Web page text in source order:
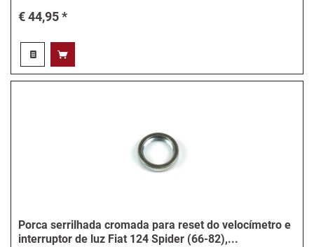
€ 44,95 *
Porca serrilhada cromada para reset do velocímetro e
interruptor de luz Fiat 124 Spider (66-82),...